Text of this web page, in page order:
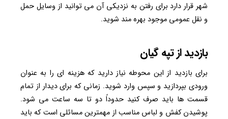
شهر قرار دارد برای رفتن به نزدیکی آن می توانید از وسایل حمل
و نقل عمومی موجود بهره مند شوید.
بازدید از تپه گیان
برای بازدید از این محوطه نیاز دارید که هزینه ای را به عنوان
ورودی بپردازید و سپس وارد شوید. زمانی که برای دیدار از تمام
قسمت ها باید صرف کنید حدوداً دو تا سه ساعت می شود.
پوشیدن کفش و لباس مناسب از مهمترین مسائلی است که باید